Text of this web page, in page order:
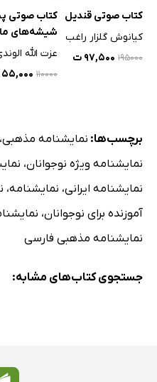
کتاب صوتی قندیل
کیانوش گلزار راغب
۱۹۵۰۰۰ ۹۷,۵۰۰ ت
کتاب صوتی
شیشه‌های
عزت الله
۱۱۰۰۰۰ ۵۵,۰۰۰ ت
برچسب‌ها: نمایشنامه مذهبی،
نمایشنامه ویژه نوجوانان،
نمایشنامه ایرانی، نمایشنامه،
آموزنده برای نوجوانان،
نمایشنامه مذهبی فارسی
جستجوی کتاب‌های مشابه: